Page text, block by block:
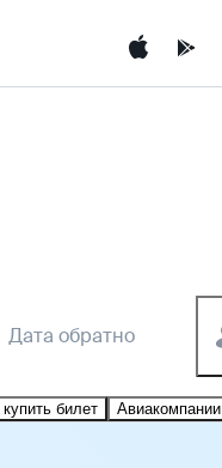
Дата обратно
билет Авиакомпании